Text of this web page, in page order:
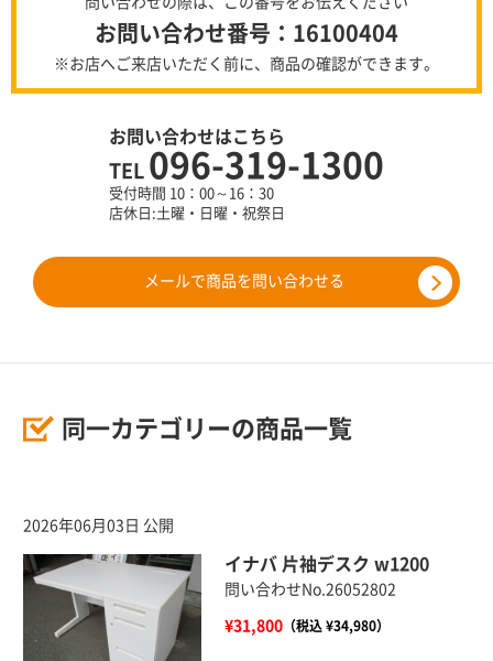
お問い合わせ番号：16100404
※お店へご来店いただく前に、商品の確認ができます。
お問い合わせはこちら
TEL 096-319-1300
受付時間 10：00～16：30
店休日:土曜・日曜・祝祭日
メールで商品を問い合わせる
同一カテゴリーの商品一覧
2026年06月03日 公開
イナバ 片袖デスク w1200
問い合わせNo.26052802
¥31,800（税込 ¥34,980）